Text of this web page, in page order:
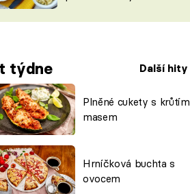
týdne Další hity
Plněné cukety s krůtím
masem
Hrníčková buchta s
ovocem